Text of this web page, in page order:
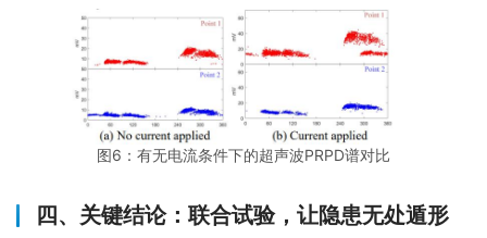
图6：有无电流条件下的超声波PRPD谱对比
四、关键结论：联合试验，让隐患无处遁形